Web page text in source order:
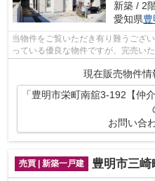
新築 / 2
愛知県
当物件をご覧いただき有り難うござ
っている優良な物件ですが、完売いたしました
現在販売物件情
「豊明市栄町南舘3-192【仲
お問い合
売買 | 新築一戸建 豊明市三崎町高鴨